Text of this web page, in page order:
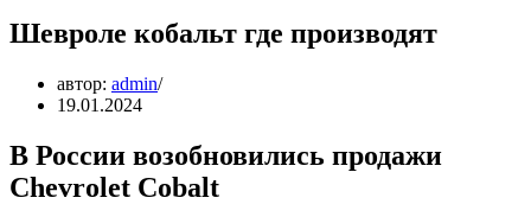
Шевроле кобальт где производят
автор: admin
19.01.2024
В России возобновились продажи
Chevrolet Cobalt